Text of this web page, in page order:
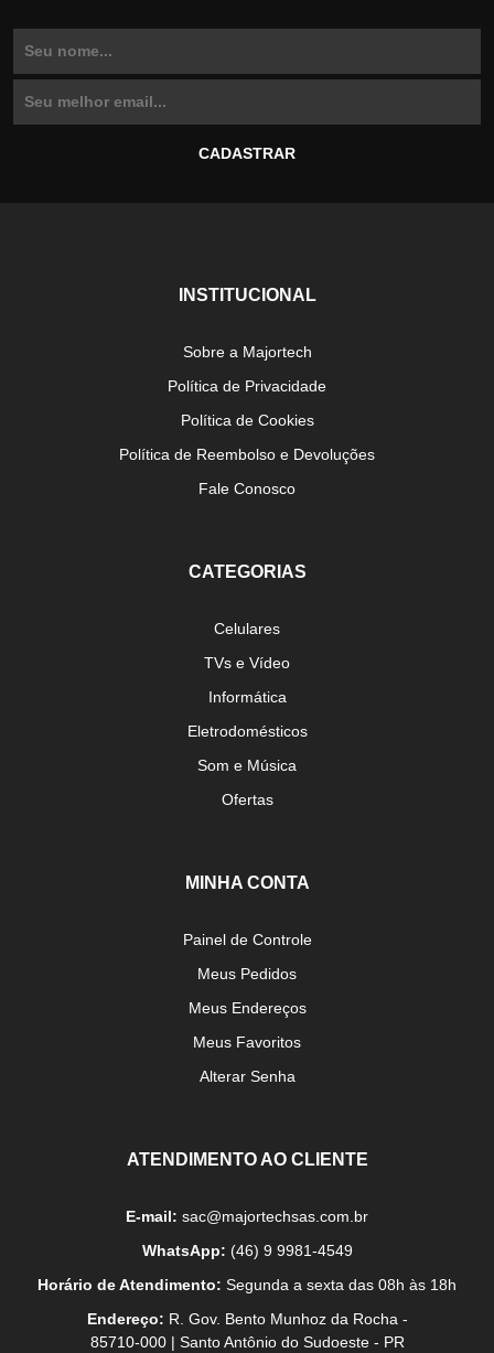
INSTITUCIONAL
Sobre a Majortech
Política de Privacidade
Política de Cookies
Política de Reembolso e Devoluções
Fale Conosco
CATEGORIAS
Celulares
TVs e Vídeo
Informática
Eletrodomésticos
Som e Música
Ofertas
MINHA CONTA
Painel de Controle
Meus Pedidos
Meus Endereços
Meus Favoritos
Alterar Senha
ATENDIMENTO AO CLIENTE
E-mail: sac@majortechsas.com.br
WhatsApp: (46) 9 9981-4549
Horário de Atendimento: Segunda a sexta das 08h às 18h
Endereço: R. Gov. Bento Munhoz da Rocha -
85710-000 | Santo Antônio do Sudoeste - PR